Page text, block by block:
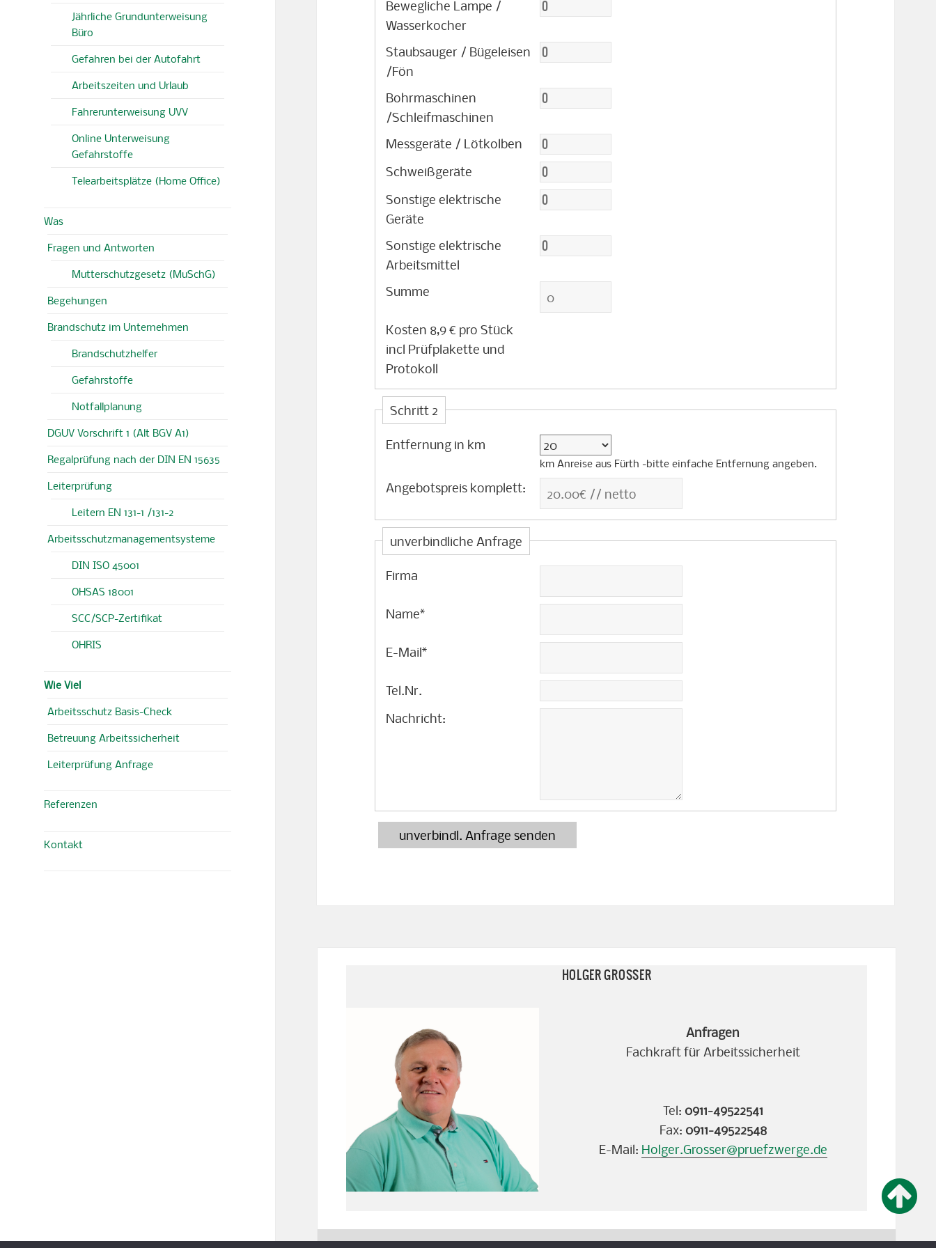
Jährliche Grundunterweisung
Büro
Gefahren bei der Autofahrt
Arbeitszeiten und Urlaub
Fahrerunterweisung UVV
Online Unterweisung
Gefahrstoffe
Telearbeitsplätze (Home Office)
Was
Fragen und Antworten
Mutterschutzgesetz (MuSchG)
Begehungen
Brandschutz im Unternehmen
Brandschutzhelfer
Gefahrstoffe
Notfallplanung
DGUV Vorschrift 1 (Alt BGV A1)
Regalprüfung nach der DIN EN 15635
Leiterprüfung
Leitern EN 131-1 /131-2
Arbeitsschutzmanagementsysteme
DIN ISO 45001
OHSAS 18001
SCC/SCP-Zertifikat
OHRIS
Wie Viel
Arbeitsschutz Basis-Check
Betreuung Arbeitssicherheit
Leiterprüfung Anfrage
Referenzen
Kontakt
Bewegliche Lampe /
Wasserkocher
Staubsauger / Bügeleisen
/Fön
Bohrmaschinen
/Schleifmaschinen
Messgeräte / Lötkolben
Schweißgeräte
Sonstige elektrische
Geräte
Sonstige elektrische
Arbeitsmittel
Summe
p
r
o
ü
c
Kosten 8,9 € pro Stück
incl Prüfplakette und
Protokoll
Schritt 2
Entfernung in km
km Anreise aus Fürth -bitte einfache Entfernung angeben.
Angebotspreis komplett:
unverbindliche Anfrage
Firma
Name*
E-Mail*
Tel.Nr.
Nachricht:
unverbindl. Anfrage senden
HOLGER GROSSER
Anfragen
Fachkraft für Arbeitssicherheit
Tel: 0911-49522541
Fax: 0911-49522548
E-Mail: Holger.Grosser@pruefzwerge.de